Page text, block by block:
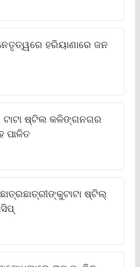
ହରିୟାଣାରେ ଜନ
ଟାଟା ଷ୍ଟିଲ କଳିଙ୍ଗନଗର
ପାଳିତ
ଷ୍ଟିଲ୍